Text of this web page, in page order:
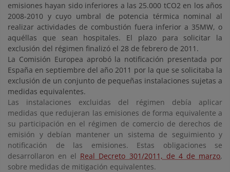
emisiones hayan sido inferiores a las 25.000 tCO2 en los años
2008-2010 y cuyo umbral de potencia térmica nominal al
realizar actividades de combustión fuera inferior a 35MW, o
aquéllas que sean hospitales. El plazo para solicitar la
exclusión del régimen finalizó el 28 de febrero de 2011.
La Comisión Europea aprobó la notificación presentada por
España en septiembre del año 2011 por la que se solicitaba la
exclusión de un conjunto de pequeñas instalaciones sujetas a
medidas equivalentes.
Las instalaciones excluidas del régimen debía aplicar
medidas que redujeran las emisiones de forma equivalente a
su participación en el régimen de comercio de derechos de
emisión y debían mantener un sistema de seguimiento y
notificación de las emisiones. Estas obligaciones se
desarrollaron en el Real Decreto 301/2011, de 4 de marzo,
sobre medidas de mitigación equivalentes.